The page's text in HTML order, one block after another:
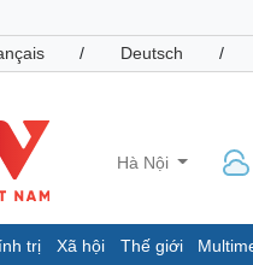
/ Deutsch /
Hà Nội
trị Xã hội Thế giới